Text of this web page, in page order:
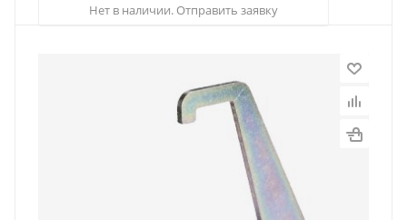
Нет в наличии. Отправить заявку